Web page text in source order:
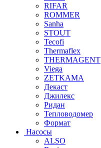
RIFAR
ROMMER
Sanha
STOUT
Tecofi
Thermaflex
THERMAGENT
Viega
ZETKAMA
Декаст
Джилекс
Ридан
Тепловодомер
Формат
Насосы
ALSO